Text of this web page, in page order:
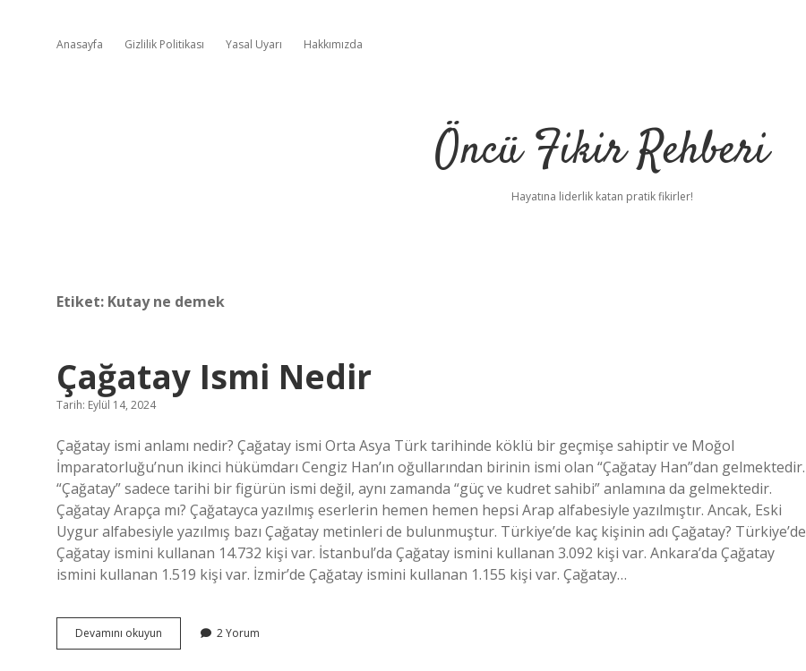
Anasayfa Gizlilik Politikası Yasal Uyarı Hakkımızda
Öncü Fikir Rehberi
Hayatına liderlik katan pratik fikirler!
Etiket: Kutay ne demek
Çağatay Ismi Nedir
Tarih: Eylül 14, 2024
Çağatay ismi anlamı nedir? Çağatay ismi Orta Asya Türk tarihinde köklü bir geçmişe sahiptir ve Moğol
İmparatorluğu’nun ikinci hükümdarı Cengiz Han’ın oğullarından birinin ismi olan “Çağatay Han”dan gelmektedir.
“Çağatay” sadece tarihi bir figürün ismi değil, aynı zamanda “güç ve kudret sahibi” anlamına da gelmektedir.
Çağatay Arapça mı? Çağatayca yazılmış eserlerin hemen hemen hepsi Arap alfabesiyle yazılmıştır. Ancak, Eski
Uygur alfabesiyle yazılmış bazı Çağatay metinleri de bulunmuştur. Türkiye’de kaç kişinin adı Çağatay? Türkiye’de
Çağatay ismini kullanan 14.732 kişi var. İstanbul’da Çağatay ismini kullanan 3.092 kişi var. Ankara’da Çağatay
ismini kullanan 1.519 kişi var. İzmir’de Çağatay ismini kullanan 1.155 kişi var. Çağatay…
Devamını okuyun Çağatay
Ismi
2 Yorum